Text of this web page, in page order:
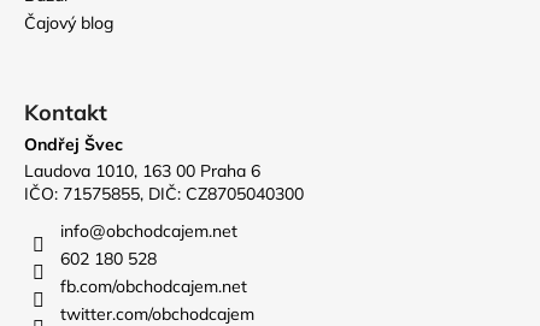
Čajový blog
Kontakt
Ondřej Švec
Laudova 1010, 163 00 Praha 6
IČO: 71575855, DIČ: CZ8705040300
info@obchodcajem.net
602 180 528
fb.com/obchodcajem.net
twitter.com/obchodcajem